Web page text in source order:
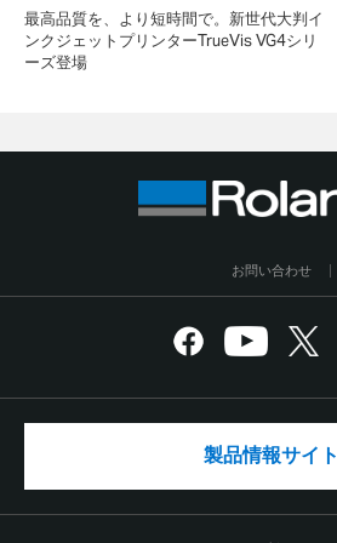
最高品質を、より短時間で。新世代大判イ
ンクジェットプリンターTrueVis VG4シリ
ーズ登場
お問い合わせ
製品情報サイト